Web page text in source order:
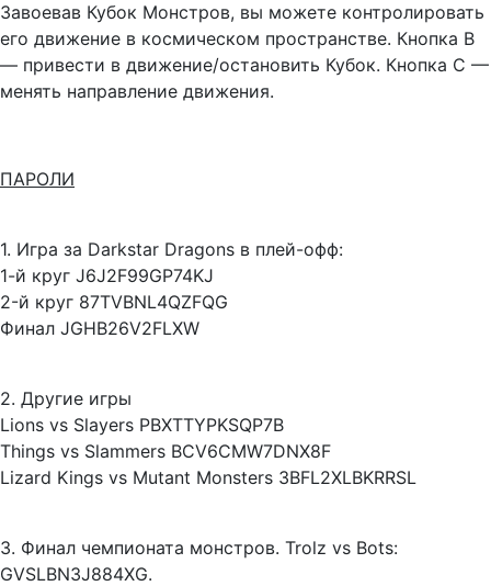
Завоевав Кубок Монстров, вы можете контролировать
его движение в космическом пространстве. Кнопка В
— привести в движение/остановить Кубок. Кнопка С —
менять направление движения.
ПАРОЛИ
1. Игра за Darkstar Dragons в плей-офф:
1-й круг J6J2F99GP74KJ
2-й круг 87TVBNL4QZFQG
Финал JGHB26V2FLXW
2. Другие игры
Lions vs Slayers PBXTTYPKSQP7B
Things vs Slammers BCV6CMW7DNX8F
Lizard Kings vs Mutant Monsters 3BFL2XLBKRRSL
3. Финал чемпионата монстров. Trolz vs Bots:
GVSLBN3J884XG.